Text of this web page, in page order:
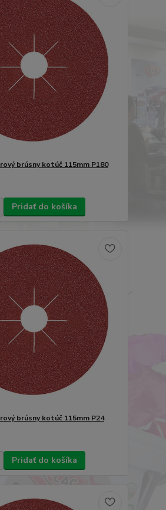
brúsny kotúč 115mm P180
Pridať do košíka
brúsny kotúč 115mm P24
Pridať do košíka